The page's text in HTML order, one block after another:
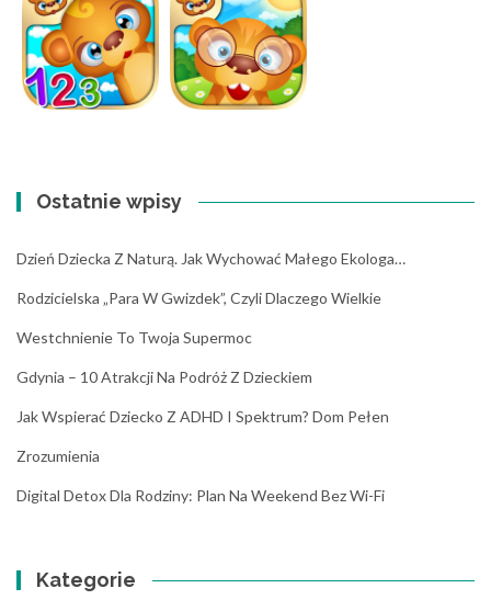
Ostatnie wpisy
Dzień Dziecka Z Naturą. Jak Wychować Małego Ekologa…
Rodzicielska „para W Gwizdek”, Czyli Dlaczego Wielkie
Westchnienie To Twoja Supermoc
Gdynia – 10 Atrakcji Na Podróż Z Dzieckiem
Jak Wspierać Dziecko Z ADHD I Spektrum? Dom Pełen
Zrozumienia
Digital Detox Dla Rodziny: Plan Na Weekend Bez Wi-Fi
Kategorie